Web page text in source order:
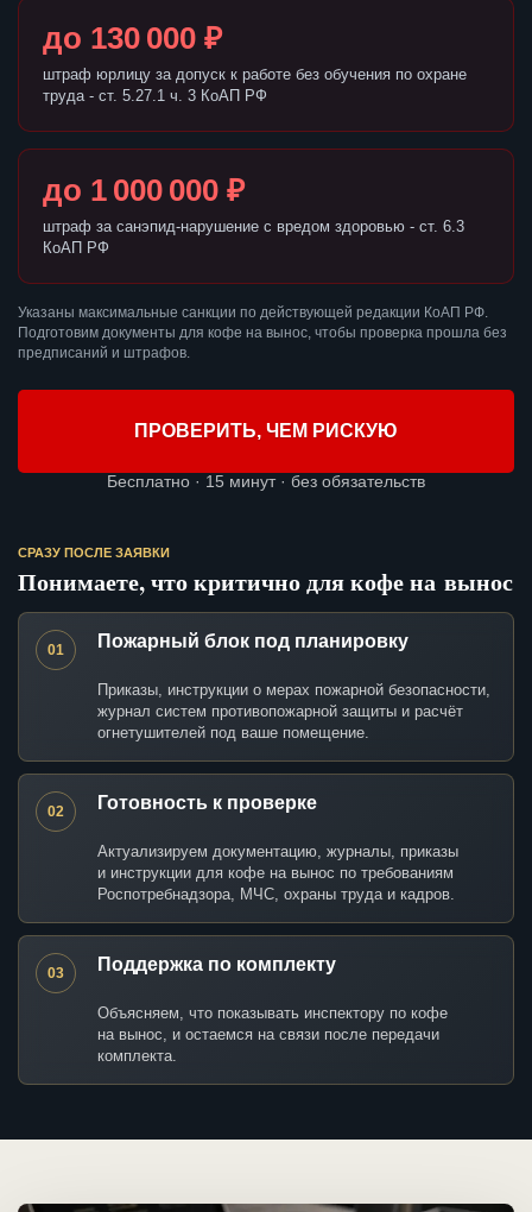
до 130 000 ₽
штраф юрлицу за допуск к работе без обучения по охране
труда - ст. 5.27.1 ч. 3 КоАП РФ
до 1 000 000 ₽
штраф за санэпид-нарушение с вредом здоровью - ст. 6.3
КоАП РФ
Указаны максимальные санкции по действующей редакции КоАП РФ.
Подготовим документы для кофе на вынос, чтобы проверка прошла без
предписаний и штрафов.
ПРОВЕРИТЬ, ЧЕМ РИСКУЮ
Бесплатно · 15 минут · без обязательств
СРАЗУ ПОСЛЕ ЗАЯВКИ
Понимаете, что критично для кофе на вынос
01 Пожарный блок под планировку
Приказы, инструкции о мерах пожарной безопасности,
журнал систем противопожарной защиты и расчёт
огнетушителей под ваше помещение.
02 Готовность к проверке
Актуализируем документацию, журналы, приказы
и инструкции для кофе на вынос по требованиям
Роспотребнадзора, МЧС, охраны труда и кадров.
03 Поддержка по комплекту
Объясняем, что показывать инспектору по кофе
на вынос, и остаемся на связи после передачи
комплекта.